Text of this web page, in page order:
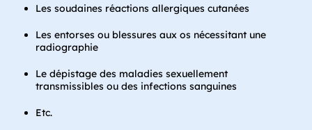
Les soudaines réactions allergiques cutanées
Les entorses ou blessures aux os nécessitant une
radiographie
Le dépistage des maladies sexuellement
transmissibles ou des infections sanguines
Etc.